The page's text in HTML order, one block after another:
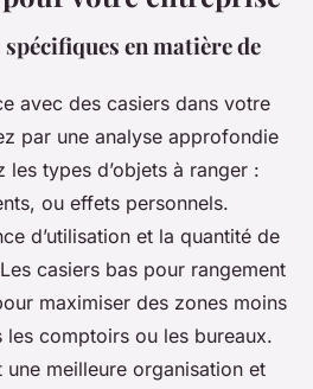
en matière de
avec des casiers dans votre
par une analyse approfondie
types d’objets à ranger :
ou effets personnels.
d’utilisation et la quantité de
casiers bas pour rangement
maximiser des zones moins
les comptoirs ou les bureaux.
meilleure organisation et